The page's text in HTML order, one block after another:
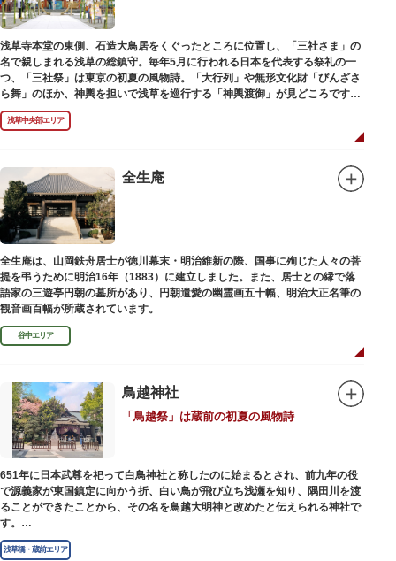
浅草寺本堂の東側、石造大鳥居をくぐったところに位置し、「三社さま」の
名で親しまれる浅草の総鎮守。毎年5月に行われる日本を代表する祭礼の一
つ、「三社祭」は東京の初夏の風物詩。「大行列」や無形文化財「びんざさ
ら舞」のほか、神輿を担いで浅草を巡行する「神輿渡御」が見どころです。
町を練り歩く担ぎ手たちの威勢良い掛け声が響き渡り、浅草の町がまつり一
色に染まります。
6月の「夏越し（なごし）の大祓」では、茅草で作られた輪の中（茅の輪）
ら逃れ、福徳があると伝えられる行事です。
本殿には浅草寺のご本尊である聖観世音菩薩像を見つけた漁師の兄弟ととも
に、尊像として奉安した郷土の文化人、土師真中知（はじのなかとも）の3
人が祀られています。江戸時代に徳川家光が寄進した社殿は本殿・幣殿と拝
殿の間が渡り廊下で繋がる建築様式。国の重要文化財に指定されています。
また、浅草名所七福神のひとつとしても知られ、恵比須像が祀られていま
す。
浅草中央部エリア
全生庵
全生庵は、山岡鉄舟居士が徳川幕末・明治維新の際、国事に殉じた人々の菩
提を弔うために明治16年（1883）に建立しました。また、居士との縁で落
語家の三遊亭円朝の墓所があり、円朝遣愛の幽霊画五十幅、明治大正名筆の
観音画百幅が所蔵されています。
谷中エリア
鳥越神社
「鳥越祭」は蔵前の初夏の風物詩
651年に日本武尊を祀って白鳥神社と称したのに始まるとされ、前九年の役
で源義家が東国鎮定に向かう折、白い鳥が飛び立ち浅瀬を知り、隅田川を渡
ることができたことから、その名を鳥越大明神と改めたと伝えられる神社で
す。
江戸時代までは三社の神社から成り、約2万坪の広大な敷地を所領していま
したが、天領からの米を収蔵する蔵や、大名屋敷などを建てるために没収さ
浅草橋・蔵前エリア